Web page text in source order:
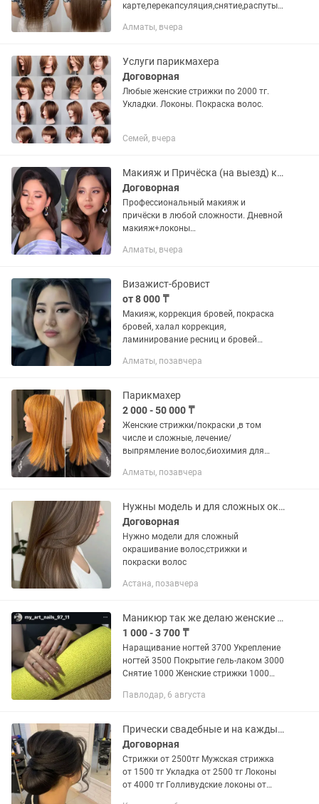
карте,перекапсуляция,снятие,распутыв
волос,возможна укладка Выезд на дом
Алматы, вчера
Услуги парикмахера
Договорная
Любые женские стрижки по 2000 тг.
Укладки. Локоны. Покраска волос.
Семей, вчера
Макияж и Причёска (на выезд) колористика,прокол ушей
Договорная
Профессиональный макияж и
причёски в любой сложности. Дневной
макияж+локоны
Вечерний макияж+причёски
Возрастной макияж+укладка...
Алматы, вчера
Визажист-бровист
от 8 000 ₸
Макияж, коррекция бровей, покраска
бровей, халал коррекция,
ламинирование ресниц и бровей
Алматы, позавчера
Парикмахер
2 000 - 50 000 ₸
Женские стрижки/покраски ,в том
числе и сложные, лечение/
выпрямление волос,биохимия для
Алматы, позавчера
Нужны модель и для сложных окрашивание волос,стрижки и покраски
Договорная
Нужно модели для сложный
окрашивание волос,стрижки и
покраски волос
Астана, позавчера
Маникюр так же делаю женские стрижки
1 000 - 3 700 ₸
Наращивание ногтей 3700 Укрепление
ногтей 3500 Покрытие гель-лаком 3000
Снятие 1000 Женские стрижки 1000
Павлодар, 6 августа
Прически свадебные и на каждый день,макияж
Договорная
Стрижки от 2500тг Мужская стрижка
от 1500 тг Укладка от 2500 тг Локоны
от 4000 тг Голливудские локоны от